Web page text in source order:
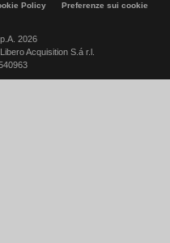
Policy
Preferenze sui cookie
2026
Acquisition S.á r.l.